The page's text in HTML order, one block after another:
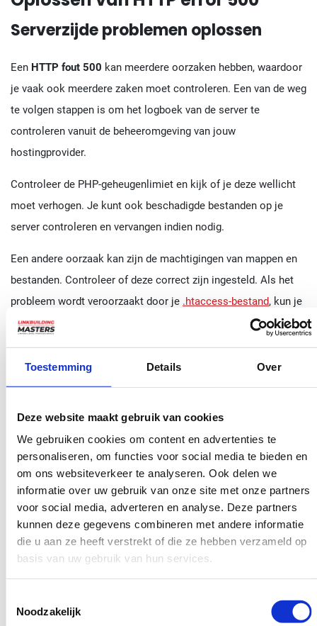
Toestemming Details Over
Deze website maakt gebruik van cookies
We gebruiken cookies om content en advertenties te
personaliseren, om functies voor social media te bieden en
om ons websiteverkeer te analyseren. Ook delen we
informatie over uw gebruik van onze site met onze partners
voor social media, adverteren en analyse. Deze partners
kunnen deze gegevens combineren met andere informatie
die u aan ze heeft verstrekt of die ze hebben verzameld op
basis van uw gebruik van hun services.
Noodzakelijk
Serverzijde problemen oplossen
Een HTTP fout 500 kan meerdere oorzaken hebben, waardoor
je vaak ook meerdere zaken moet controleren. Een van de weg
te volgen stappen is om het logboek van de server te
controleren vanuit de beheeromgeving van jouw
hostingprovider.
Controleer de PHP-geheugenlimiet en kijk of je deze wellicht
moet verhogen. Je kunt ook beschadigde bestanden op je
server controleren en vervangen indien nodig.
Een andere oorzaak kan zijn de machtigingen van mappen en
bestanden. Controleer of deze correct zijn ingesteld. Als het
probleem wordt veroorzaakt door je .htaccess-bestand, kun je
dit vaak oplossen door een nieuw .htaccess-bestand aan te
Het controleren van WordPress-plugins of thema’s kan ook
Clientzijde problemen verhelpen
Aan de clientzijde kun je proberen je browser cache te legen
om te zien of dit de HTTP 500 error oplost.
Een andere optie is om contact op te nemen met de
klantenservice van je hostingprovider voor meer hulp bij het
oplossen van de HTTP fout 500.
stappen die hier worden besproken, mogelijk niet voor elke